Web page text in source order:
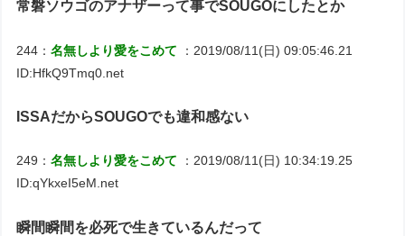
常磐ソウゴのアナザーって事でSOUGOにしたとか
244：名無しより愛をこめて
：2019/08/11(日) 09:05:46.21
ID:HfkQ9Tmq0.net
ISSAだからSOUGOでも違和感ない
249：名無しより愛をこめて
：2019/08/11(日) 10:34:19.25
ID:qYkxeI5eM.net
瞬間瞬間を必死で生きているんだって